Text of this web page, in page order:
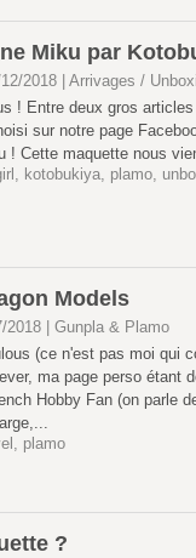
Miku par
2018
Arrivages /
! Entre deux gros
sur notre page
! Cette maquette nous
, kotobukiya, plamo,
Models
2018
Gunpla & Plamo
(ce n'est pas moi qui
ma page perso étant
Hobby Fan (on parle
, plamo
?